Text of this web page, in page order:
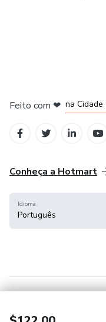
Feito com ❤ na Cidade
Conheça a Hotmart
Idioma
Português